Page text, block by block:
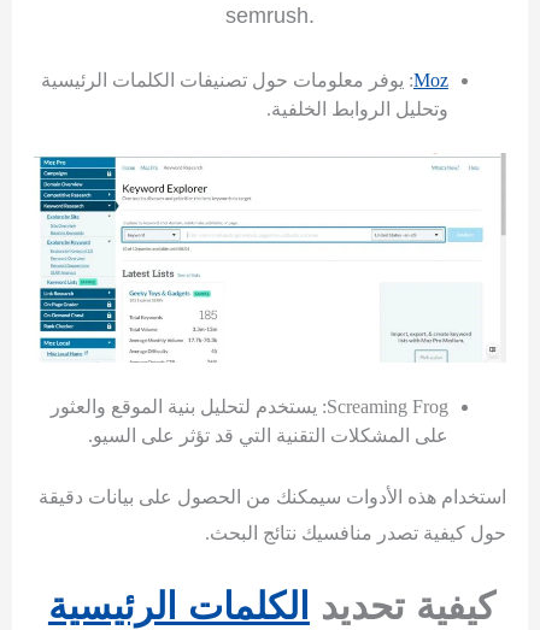
.semrush
Moz: يوفر معلومات حول تصنيفات الكلمات الرئيسية
وتحليل الروابط الخلفية.
Screaming Frog: يستخدم لتحليل بنية الموقع والعثور
على المشكلات التقنية التي قد تؤثر على السيو.
استخدام هذه الأدوات سيمكنك من الحصول على بيانات دقيقة
حول كيفية تصدر منافسيك نتائج البحث.
كيفية تحديد الكلمات الرئيسية